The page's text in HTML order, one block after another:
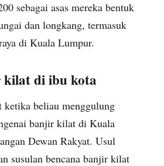
sebagai asas mereka bentuk
dan longkang, termasuk
di Kuala Lumpur.
di ibu kota
ketika beliau menggulung
banjir kilat di Kuala
Dewan Rakyat. Usul
susulan bencana banjir kilat